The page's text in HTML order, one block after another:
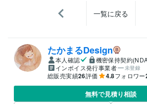
一覧に戻る
たかまるDesign
本人確認
機密保持契約
インボイス発行事業者
未登録
総販売実績26評価 4.8フォロワー
無料で見積り相談